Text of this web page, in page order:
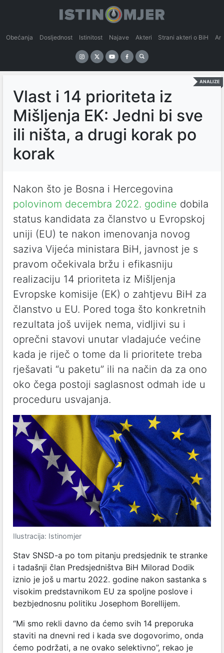
Obećanja Dosljednost Istinitost Najave Akteri Strani akteri o BiH
ANALIZE
Vlast i 14 prioriteta iz
Mišljenja EK: Jedni bi sve
ili ništa, a drugi korak po
korak
Nakon što je Bosna i Hercegovina
polovinom decembra 2022. godine dobila
status kandidata za članstvo u Evropskoj
uniji (EU) te nakon imenovanja novog
saziva Vijeća ministara BiH, javnost je s
pravom očekivala bržu i efikasniju
realizaciju 14 prioriteta iz Mišljenja
Evropske komisije (EK) o zahtjevu BiH za
članstvo u EU. Pored toga što konkretnih
rezultata još uvijek nema, vidljivi su i
oprečni stavovi unutar vladajuće većine
kada je riječ o tome da li prioritete treba
rješavati “u paketu” ili na način da za ono
oko čega postoji saglasnost odmah ide u
proceduru usvajanja.
Ilustracija: Istinomjer
Stav SNSD-a po tom pitanju predsjednik te stranke
i tadašnji član Predsjedništva BiH Milorad Dodik
iznio je još u martu 2022. godine nakon sastanka s
visokim predstavnikom EU za spoljne poslove i
bezbjednosnu politiku Josephom Borellijem.
“Mi smo rekli davno da ćemo svih 14 preporuka
staviti na dnevni red i kada sve dogovorimo, onda
ćemo podržati, a ne ovako selektivno”, rekao je